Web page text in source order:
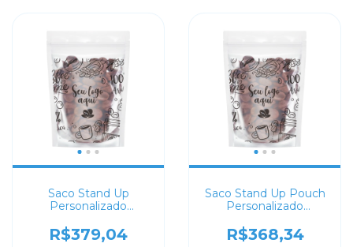
Saco Stand Up
Personalizado
R$379,04
Saco Stand Up Pouch
Personalizado
R$368,34